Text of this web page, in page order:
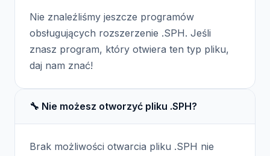
Nie znaleźliśmy jeszcze programów
obsługujących rozszerzenie .SPH. Jeśli
znasz program, który otwiera ten typ pliku,
daj nam znać!
🔧 Nie możesz otworzyć pliku .SPH?
Brak możliwości otwarcia pliku .SPH nie